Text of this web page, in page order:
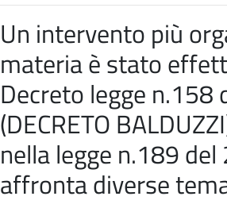
Un intervento più
materia è stato
Decreto legge n.158
(DECRETO
nellalegge n.189
affronta diverse